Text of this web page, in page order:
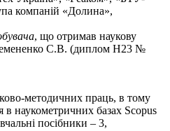
компаній «Долина»,
, що отримав наукову
С.В. (диплом Н23 №
методичних праць, в тому
в наукометричних базах Scopus
посібники – 3,